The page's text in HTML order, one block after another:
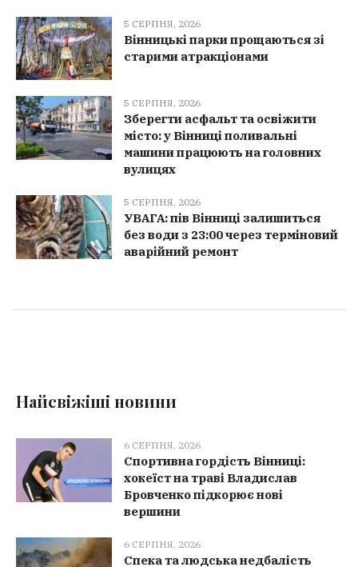
5 СЕРПНЯ, 2026
Вінницькі парки прощаються зі
старими атракціонами
5 СЕРПНЯ, 2026
Зберегти асфальт та освіжити
місто: у Вінниці поливальні
машини працюють на головних
вулицях
5 СЕРПНЯ, 2026
УВАГА: пів Вінниці залишиться
без води з 23:00 через терміновий
аварійний ремонт
Найсвіжіші новини
6 СЕРПНЯ, 2026
Спортивна гордість Вінниці:
хокеїст на траві Владислав
Бровченко підкорює нові
вершини
6 СЕРПНЯ, 2026
Спека та людська недбалість